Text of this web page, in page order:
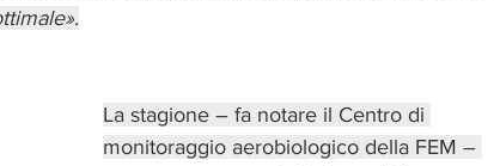
.
La stagione – fa notare il Centro di
monitoraggio aerobiologico della FEM –